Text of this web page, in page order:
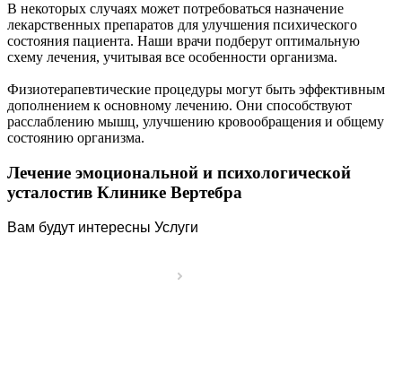
В некоторых случаях может потребоваться назначение
лекарственных препаратов для улучшения психического
состояния пациента. Наши врачи подберут оптимальную
схему лечения, учитывая все особенности организма.
Физиотерапевтические процедуры могут быть эффективным
дополнением к основному лечению. Они способствуют
расслаблению мышц, улучшению кровообращения и общему
состоянию организма.
Лечение эмоциональной и психологической
усталостив Клинике Вертебра
Вам будут интересны Услуги